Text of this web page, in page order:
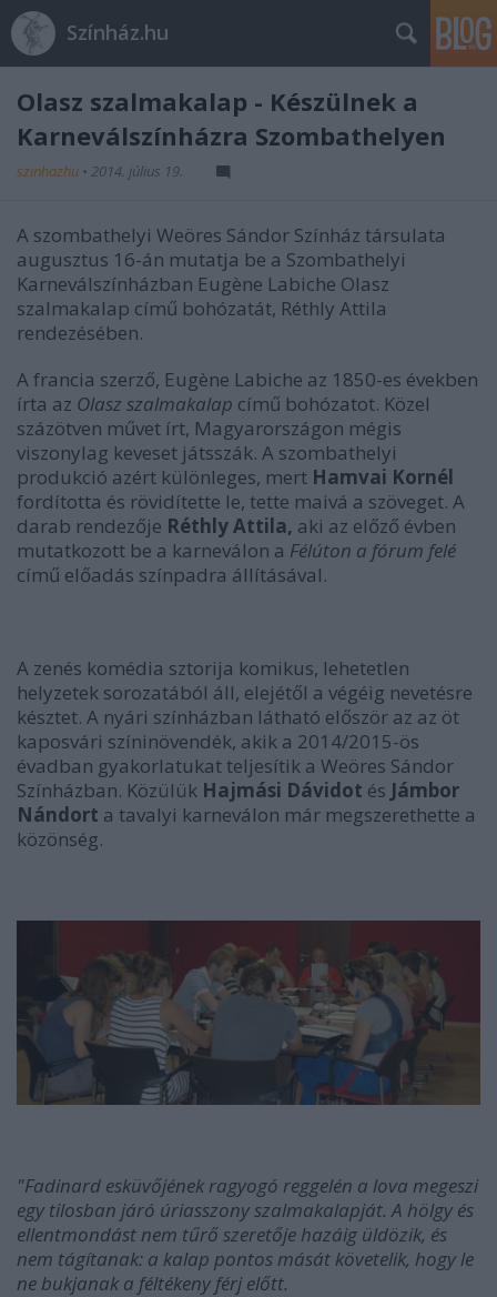
Színház.hu
Olasz szalmakalap - Készülnek a
Karneválszínházra Szombathelyen
szinhazhu • 2014. július 19.
A szombathelyi Weöres Sándor Színház társulata
augusztus 16-án mutatja be a Szombathelyi
Karneválszínházban Eugène Labiche Olasz
szalmakalap című bohózatát, Réthly Attila
rendezésében.
A francia szerző, Eugène Labiche az 1850-es években
írta az Olasz szalmakalap című bohózatot. Közel
százötven művet írt, Magyarországon mégis
viszonylag keveset játsszák. A szombathelyi
produkció azért különleges, mert Hamvai Kornél
fordította és rövidítette le, tette maivá a szöveget. A
darab rendezője Réthly Attila, aki az előző évben
mutatkozott be a karneválon a Félúton a fórum felé
című előadás színpadra állításával.
A zenés komédia sztorija komikus, lehetetlen
helyzetek sorozatából áll, elejétől a végéig nevetésre
késztet. A nyári színházban látható először az az öt
kaposvári színinövendék, akik a 2014/2015-ös
évadban gyakorlatukat teljesítik a Weöres Sándor
Színházban. Közülük Hajmási Dávidot és Jámbor
Nándort a tavalyi karneválon már megszerethette a
közönség.
"Fadinard esküvőjének ragyogó reggelén a lova megeszi
egy tilosban járó úriasszony szalmakalapját. A hölgy és
ellentmondást nem tűrő szeretője hazáig üldözik, és
nem tágítanak: a kalap pontos mását követelik, hogy le
ne bukjanak a féltékeny férj előtt.